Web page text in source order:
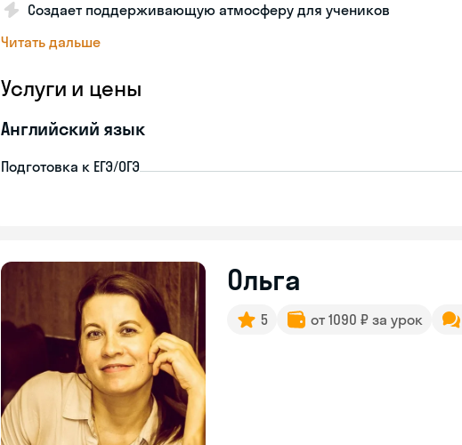
Создает поддерживающую атмосферу для учеников
Читать дальше
Услуги и цены
Английский язык
Подготовка к ЕГЭ/ОГЭ
Ольга
5 от 1090 ₽ за урок